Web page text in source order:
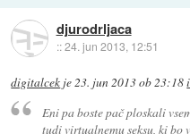
djurodrljaca
::24. jun 2013, 12:51
digitalcek je23. jun 2013 ob 23:18
Eni pa boste pač ploskali
tudi virtualnemu seksu, ki bo